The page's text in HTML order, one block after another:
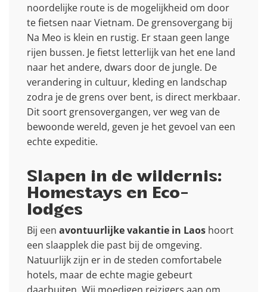
noordelijke route is de mogelijkheid om door
te fietsen naar Vietnam. De grensovergang bij
Na Meo is klein en rustig. Er staan geen lange
rijen bussen. Je fietst letterlijk van het ene land
naar het andere, dwars door de jungle. De
verandering in cultuur, kleding en landschap
zodra je de grens over bent, is direct merkbaar.
Dit soort grensovergangen, ver weg van de
bewoonde wereld, geven je het gevoel van een
echte expeditie.
Slapen in de wildernis:
Homestays en Eco-
lodges
Bij een avontuurlijke vakantie in Laos hoort
een slaapplek die past bij de omgeving.
Natuurlijk zijn er in de steden comfortabele
hotels, maar de echte magie gebeurt